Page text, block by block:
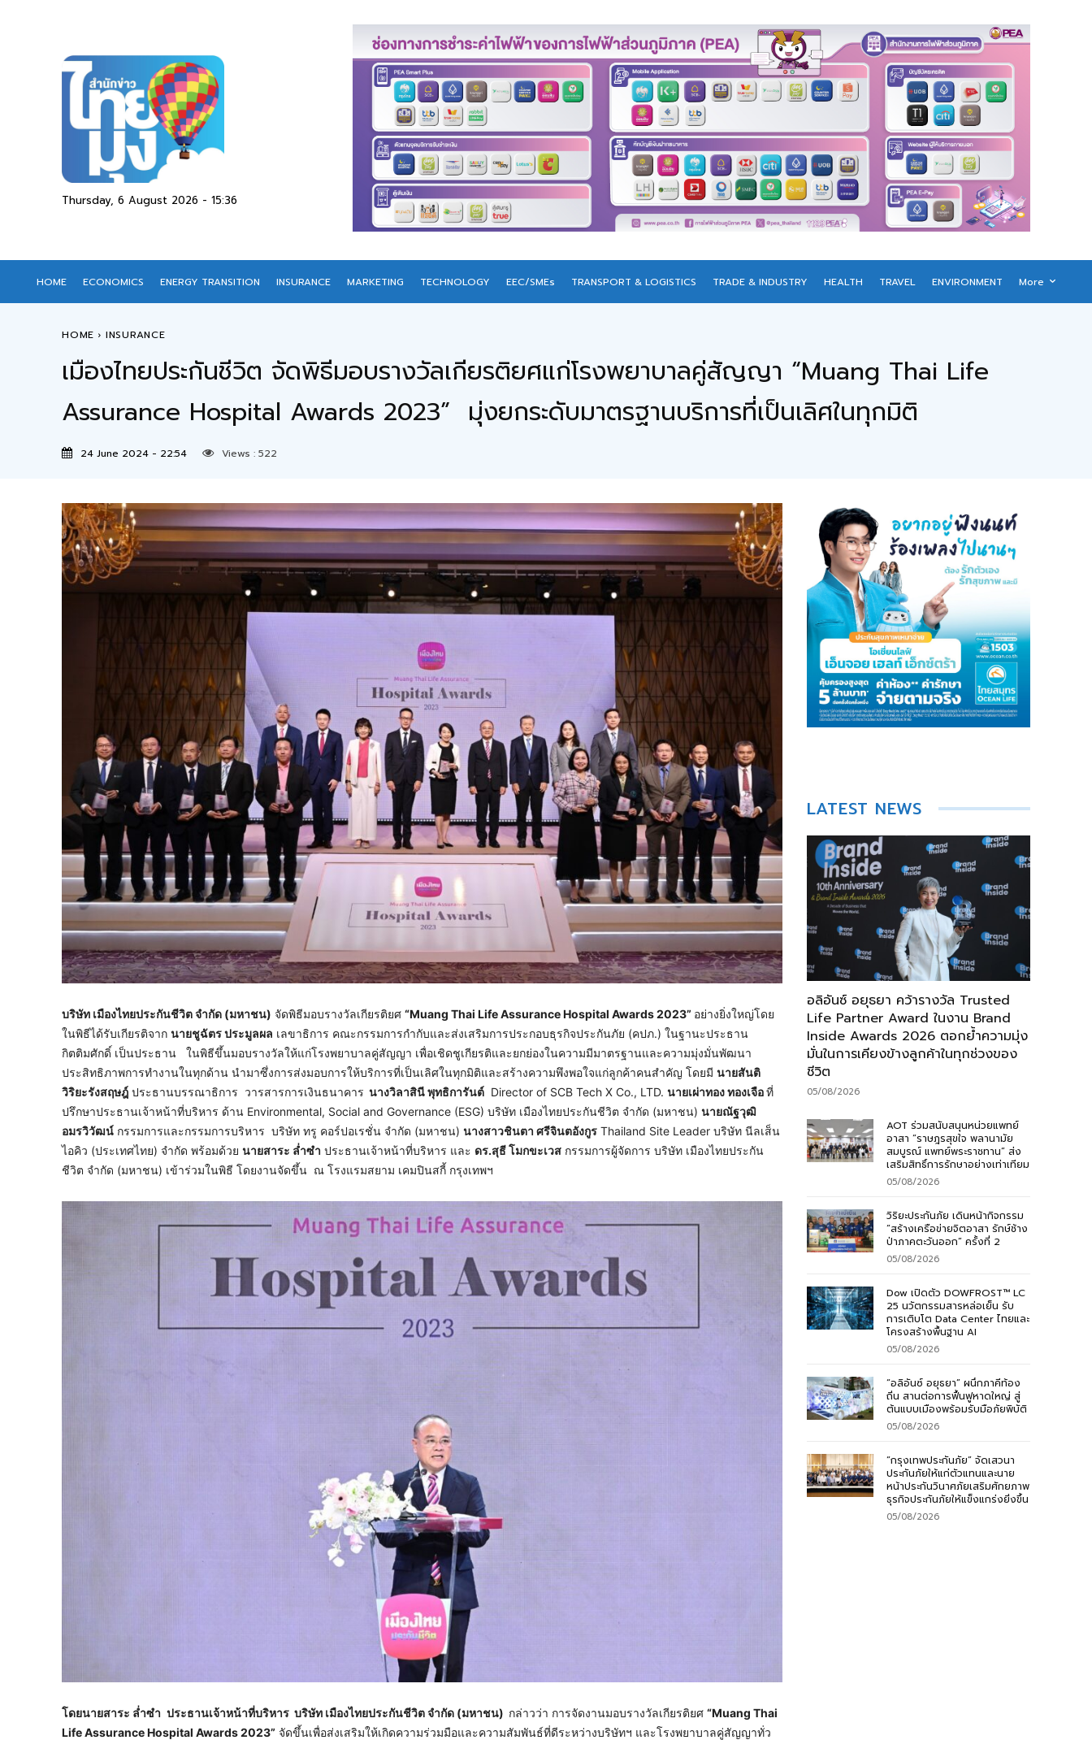
Thursday, 6 August 2026 - 15:36
HOME ECONOMICS ENERGY TRANSITION INSURANCE MARKETING TECHNOLOGY EEC/SMEs TRANSPORT & LOGISTICS TRADE & INDUSTRY HEALTH TRAVEL ENVIRONMENT More
HOME INSURANCE
เมืองไทยประกันชีวิต จัดพิธีมอบรางวัลเกียรติยศแก่โรงพยาบาลคู่สัญญา “Muang Thai Life
Assurance Hospital Awards 2023” มุ่งยกระดับมาตรฐานบริการที่เป็นเลิศในทุกมิติ
24 June 2024 - 22:54 Views : 522
บริษัท เมืองไทยประกันชีวิต จำกัด (มหาชน) จัดพิธีมอบรางวัลเกียรติยศ “Muang Thai Life Assurance Hospital Awards 2023” อย่างยิ่งใหญ่โดย
ในพิธีได้รับเกียรติจาก นายชูฉัตร ประมูลผล เลขาธิการ คณะกรรมการกำกับและส่งเสริมการประกอบธุรกิจประกันภัย (คปภ.) ในฐานะประธาน
กิตติมศักดิ์ เป็นประธาน ในพิธีขึ้นมอบรางวัลให้แก่โรงพยาบาลคู่สัญญา เพื่อเชิดชูเกียรติและยกย่องในความมีมาตรฐานและความมุ่งมั่นพัฒนา
ประสิทธิภาพการทำงานในทุกด้าน นำมาซึ่งการส่งมอบการให้บริการที่เป็นเลิศในทุกมิติและสร้างความพึงพอใจแก่ลูกค้าคนสำคัญ โดยมี นายสันติ
วิริยะรังสฤษฎ์ ประธานบรรณาธิการ วารสารการเงินธนาคาร นางวิลาสินี พุทธิการันต์ Director of SCB Tech X Co., LTD. นายเผ่าทอง ทองเจือที่
ปรึกษาประธานเจ้าหน้าที่บริหาร ด้าน Environmental, Social and Governance (ESG) บริษัท เมืองไทยประกันชีวิต จำกัด (มหาชน) นายณัฐวุฒิ
อมรวิวัฒน์ กรรมการและกรรมการบริหาร บริษัท ทรู คอร์ปอเรชั่น จำกัด (มหาชน) นางสาวชินตา ศรีจินตอังกูร Thailand Site Leader บริษัท นีลเส็น
ไอคิว (ประเทศไทย) จำกัด พร้อมด้วย นายสาระ ล่ำซำ ประธานเจ้าหน้าที่บริหาร และ ดร.สุธี โมกขะเวส กรรมการผู้จัดการ บริษัท เมืองไทยประกัน
ชีวิต จำกัด (มหาชน) เข้าร่วมในพิธี โดยงานจัดขึ้น ณ โรงแรมสยาม เคมปินสกี้ กรุงเทพฯ
โดยนายสาระ ล่ำซำ ประธานเจ้าหน้าที่บริหาร บริษัท เมืองไทยประกันชีวิต จำกัด (มหาชน) กล่าวว่า การจัดงานมอบรางวัลเกียรติยศ “Muang Thai
Life Assurance Hospital Awards 2023” จัดขึ้นเพื่อส่งเสริมให้เกิดความร่วมมือและความสัมพันธ์ที่ดีระหว่างบริษัทฯ และโรงพยาบาลคู่สัญญาทั่ว
LATEST NEWS
อลิอันซ์ อยุธยา คว้ารางวัล Trusted
Life Partner Award ในงาน Brand
Inside Awards 2026 ตอกย้ำความมุ่ง
มั่นในการเคียงข้างลูกค้าในทุกช่วงของ
ชีวิต
05/08/2026
AOT ร่วมสนับสนุนหน่วยแพทย์
อาสา “ราษฎรสุขใจ พลานามัย
สมบูรณ์ แพทย์พระราชทาน” ส่ง
เสริมสิทธิ์การรักษาอย่างเท่าเทียม
05/08/2026
วิริยะประกันภัย เดินหน้ากิจกรรม
“สร้างเครือข่ายจิตอาสา รักษ์ช้าง
ป่าภาคตะวันออก” ครั้งที่ 2
05/08/2026
Dow เปิดตัว DOWFROST™ LC
25 นวัตกรรมสารหล่อเย็น รับ
การเติบโต Data Center ไทยและ
โครงสร้างพื้นฐาน AI
05/08/2026
“อลิอันซ์ อยุธยา” ผนึกภาคีท้อง
ถิ่น สานต่อการฟื้นฟูหาดใหญ่ สู่
ต้นแบบเมืองพร้อมรับมือภัยพิบัติ
05/08/2026
“กรุงเทพประกันภัย” จัดเสวนา
ประกันภัยให้แก่ตัวแทนและนาย
หน้าประกันวินาศภัยเสริมศักยภาพ
ธุรกิจประกันภัยให้แข็งแกร่งยิ่งขึ้น
05/08/2026